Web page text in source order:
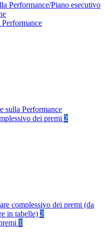
Performance/Piano esecutivo
sulla Performance
dei premi 2
complessivo dei premi (da
in tabelle) 2
1